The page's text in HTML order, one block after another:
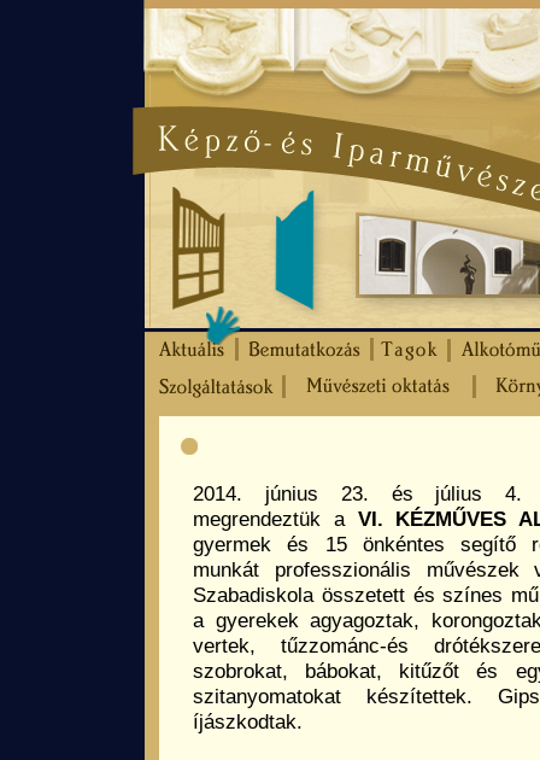
2014. június 23. és július 4.
megrendeztük a VI. KÉZMŰVES
gyermek és 15 önkéntes segítő
munkát professzionális
Szabadiskola összetett és színes
a gyerekek agyagoztak,
vertek, tűzzománc-és
szobrokat, bábokat, kitűzőt és
szitanyomatokat készítettek.
íjászkodtak.